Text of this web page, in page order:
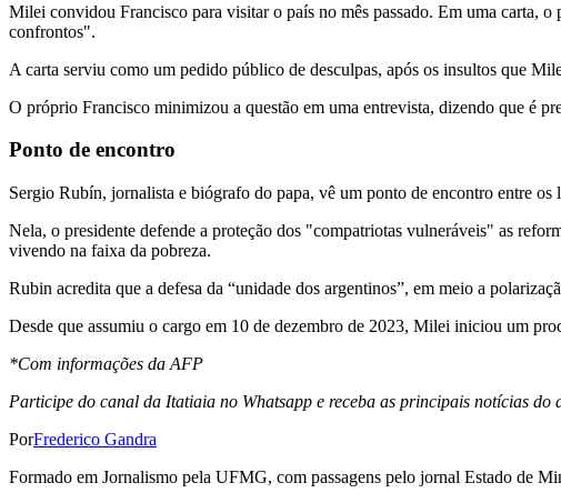
Milei convidou Francisco para visitar o país no mês passado. Em uma carta,
confrontos".
A carta serviu como um pedido público de desculpas, após os insultos que
O próprio Francisco minimizou a questão em uma entrevista, dizendo que é
Ponto de encontro
Sergio Rubín, jornalista e biógrafo do papa, vê um ponto de encontro entre
Nela, o presidente defende a proteção dos "compatriotas vulneráveis" as
vivendo na faixa da pobreza.
Rubin acredita que a defesa da “unidade dos argentinos”, em meio a
Desde que assumiu o cargo em 10 de dezembro de 2023, Milei iniciou um
*Com informações da AFP
Participe do canal da Itatiaia no Whatsapp e receba as principais notícias do
PorFrederico Gandra
Formado em Jornalismo pela UFMG, com passagens pelo jornal Estado de